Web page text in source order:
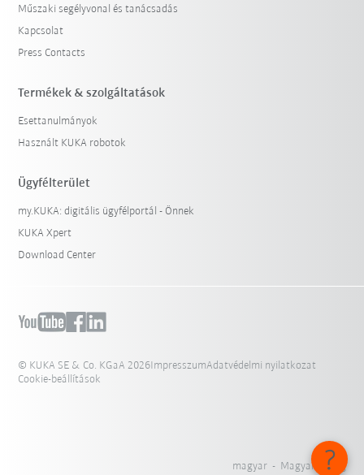
Műszaki segélyvonal és tanácsadás
Kapcsolat
Press Contacts
Termékek & szolgáltatások
Esettanulmányok
Használt KUKA robotok
Ügyfélterület
my.KUKA: digitális ügyfélportál - Önnek
KUKA Xpert
Download Center
© KUKA SE & Co. KGaA 2026ImpresszumAdatvédelmi nyilatkozat
Cookie-beállítások
magyar - Magyarország